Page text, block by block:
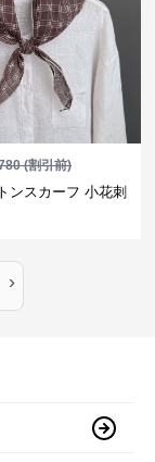
(割引前)
ンスカーフ 小花刺
›